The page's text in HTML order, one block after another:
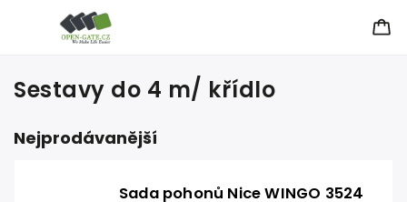
Sestavy do 4 m/ křídlo
Nejprodávanější
Sada pohonů Nice WINGO 3524